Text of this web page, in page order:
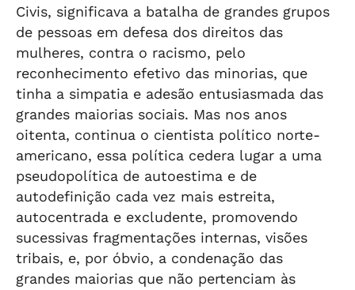
Civis, significava a batalha de grandes grupos
de pessoas em defesa dos direitos das
mulheres, contra o racismo, pelo
reconhecimento efetivo das minorias, que
tinha a simpatia e adesão entusiasmada das
grandes maiorias sociais. Mas nos anos
oitenta, continua o cientista político norte-
americano, essa política cedera lugar a uma
pseudopolítica de autoestima e de
autodefinição cada vez mais estreita,
autocentrada e excludente, promovendo
sucessivas fragmentações internas, visões
tribais, e, por óbvio, a condenação das
grandes maiorias que não pertenciam às